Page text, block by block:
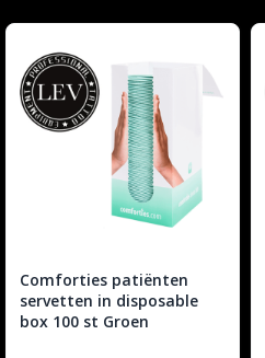
Comforties patiënten
servetten in disposable
box 100 st Groen